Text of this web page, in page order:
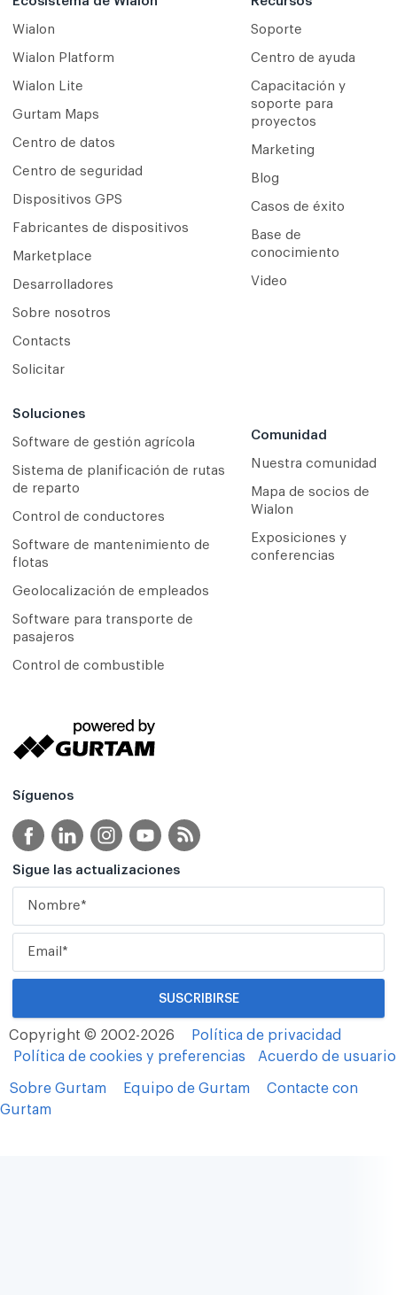
Wialon
Wialon Platform
Wialon Lite
Gurtam Maps
Centro de datos
Centro de seguridad
Dispositivos GPS
Fabricantes de dispositivos
Marketplace
Desarrolladores
Sobre nosotros
Contacts
Solicitar
Soluciones
Software de gestión agrícola
Sistema de planificación de rutas
de reparto
Сontrol de conductores
Software de mantenimiento de
flotas
Geolocalización de empleados
Software para transporte de
pasajeros
Control de combustible
Soporte
Centro de ayuda
Capacitación y
soporte para
proyectos
Marketing
Blog
Casos de éxito
Base de
conocimiento
Video
Comunidad
Nuestra comunidad
Mapa de socios de
Wialon
Exposiciones y
conferencias
Síguenos
Sigue las actualizaciones
Copyright © 2002-2026
Política de privacidad
Política de cookies y preferencias
Acuerdo de usuario
Sobre Gurtam Equipo de Gurtam
Contacte con
Gurtam